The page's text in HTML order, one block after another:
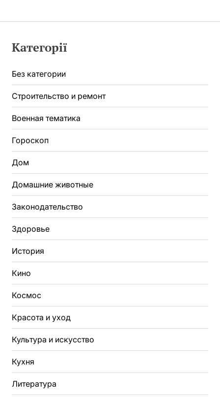
Категорії
Без категории
Строительство и ремонт
Военная тематика
Гороскоп
Дом
Домашние животные
Законодательство
Здоровье
История
Кино
Космос
Красота и уход
Культура и искусство
Кухня
Литература